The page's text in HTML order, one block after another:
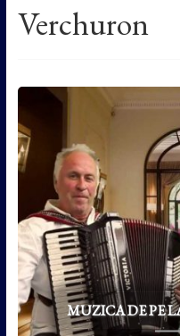
Verchuron
MUZICA DE PE